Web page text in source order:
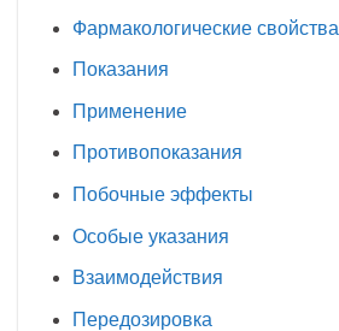
Фармакологические свойства
Показания
Применение
Противопоказания
Побочные эффекты
Особые указания
Взаимодействия
Передозировка